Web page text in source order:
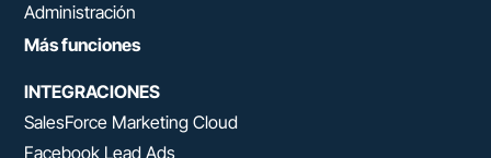
Administración
Más funciones
INTEGRACIONES
SalesForce Marketing Cloud
Facebook Lead Ads